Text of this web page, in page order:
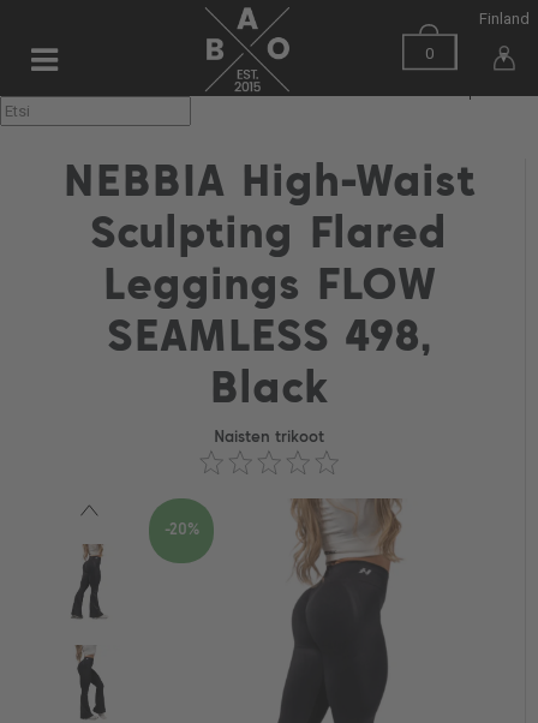
0
Finland
▼
NEBBIA High-Waist
Sculpting Flared
Leggings FLOW
SEAMLESS 498,
Black
Naisten trikoot
-20%